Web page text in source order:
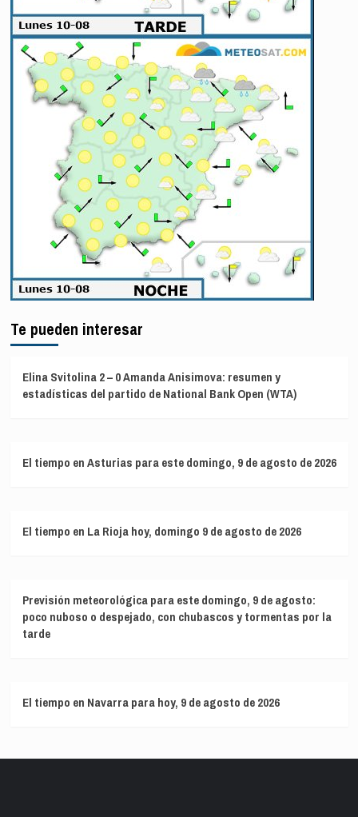
Te pueden interesar
Elina Svitolina 2 – 0 Amanda Anisimova: resumen y
estadísticas del partido de National Bank Open (WTA)
El tiempo en Asturias para este domingo, 9 de agosto de 2026
El tiempo en La Rioja hoy, domingo 9 de agosto de 2026
Previsión meteorológica para este domingo, 9 de agosto:
poco nuboso o despejado, con chubascos y tormentas por la
tarde
El tiempo en Navarra para hoy, 9 de agosto de 2026